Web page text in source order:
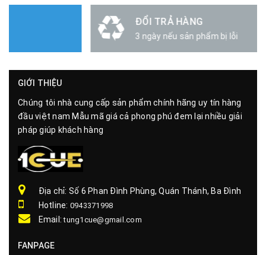
ĐỔI TRẢ HÀNG
3 ngày nếu sản phẩm bị lỗi
GIỚI THIỆU
Chúng tôi nhà cung cấp sản phẩm chính hãng uy tín hàng
đầu việt nam Mẫu mã giá cả phong phú đem lại nhiều giải
pháp giúp khách hàng
Địa chỉ: Số 6 Phan Đình Phùng, Quán Thánh, Ba Đình
Hotline: 0943371998
Email:tung1cue@gmail.com
FANPAGE